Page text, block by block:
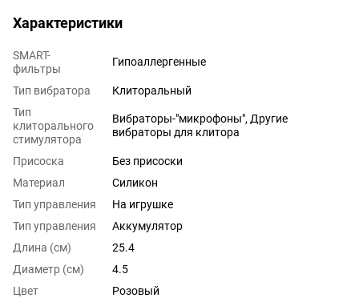
Характеристики
SMART-
фильтры
Гипоаллергенные
Тип вибратора
Клиторальный
Тип
клиторального
стимулятора
Вибраторы-"микрофоны", Другие
вибраторы для клитора
Присоска
Без присоски
Материал
Силикон
Тип управления
На игрушке
Тип управления
Аккумулятор
Длина (см)
25.4
Диаметр (см)
4.5
Цвет
Розовый